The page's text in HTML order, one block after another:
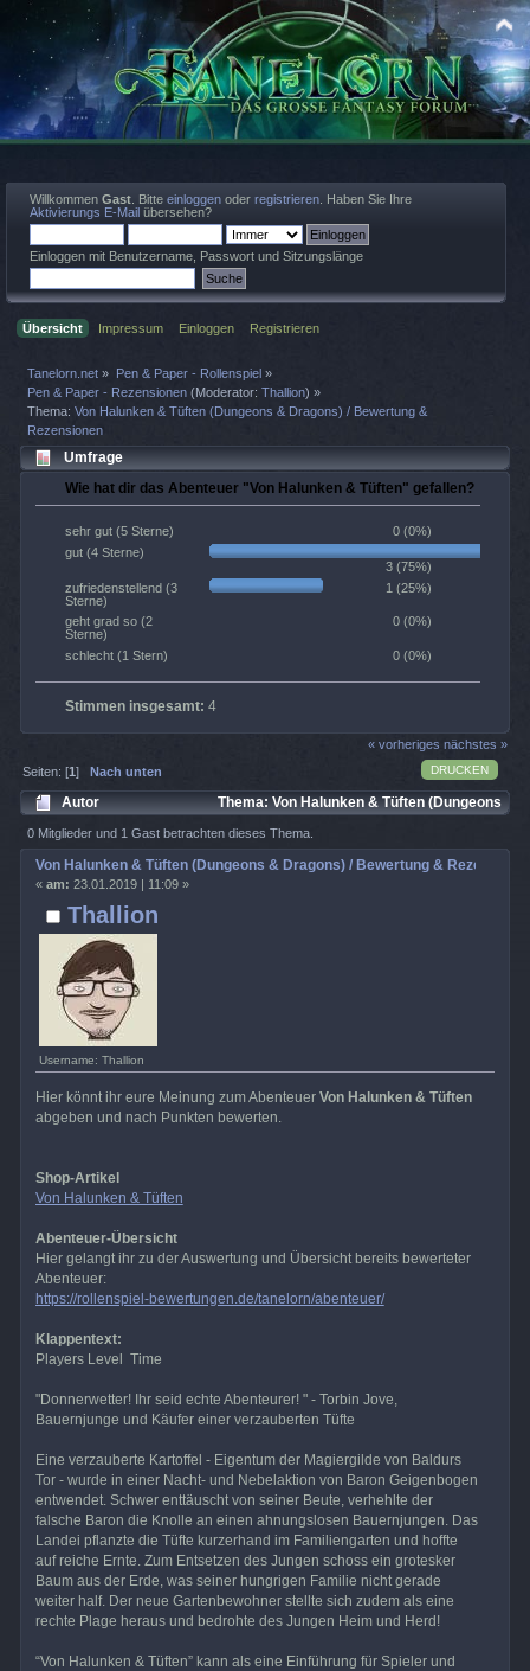
Willkommen Gast . Bitte einloggen oder registrieren . Haben Sie Ihre
Aktivierungs E-Mail übersehen?
Einloggen mit Benutzername, Passwort und Sitzungslänge
Übersicht Impressum Einloggen Registrieren
Tanelorn.net » Pen & Paper - Rollenspiel»
Pen & Paper - Rezensionen (Moderator:Thallion) »
Thema:Von Halunken & Tüften (Dungeons & Dragons) / Bewertung &
Rezensionen
Umfrage
Wie hat dir das Abenteuer "Von Halunken & Tüften" gefallen?
sehr gut (5 Sterne)
0 (0%)
gut (4 Sterne)
3 (75%)
zufriedenstellend (3
Sterne)
1 (25%)
geht grad so (2
Sterne)
0 (0%)
schlecht (1 Stern) 0 (0%)
Stimmen insgesamt: 4
« vorheriges nächstes »
DRUCKEN
Seiten: [1]Nach unten
Autor
Thema: Von Halunken & Tüften (Dungeons
& Dragons) / Bewertung & Rezensionen (Gelesen 2761 mal)
0 Mitglieder und 1 Gast betrachten dieses Thema.
Thallion
Username: Thallion
Von Halunken & Tüften (Dungeons & Dragons) / Bewertung &
« am: 23.01.2019 | 11:09 »
Hier könnt ihr eure Meinung zum Abenteuer Von Halunken & Tüften
abgeben und nach Punkten bewerten.
Shop-Artikel
Von Halunken & Tüften
Abenteuer-Übersicht
Hier gelangt ihr zu der Auswertung und Übersicht bereits bewerteter
Abenteuer:
https://rollenspiel-bewertungen.de/tanelorn/abenteuer/
Klappentext:
Players Level Time
"Donnerwetter! Ihr seid echte Abenteurer! " - Torbin Jove,
Bauernjunge und Käufer einer verzauberten Tüfte
Eine verzauberte Kartoffel - Eigentum der Magiergilde von Baldurs
Tor - wurde in einer Nacht- und Nebelaktion von Baron Geigenbogen
entwendet. Schwer enttäuscht von seiner Beute, verhehlte der
falsche Baron die Knolle an einen ahnungslosen Bauernjungen. Das
Landei pflanzte die Tüfte kurzerhand im Familiengarten und hoffte
auf reiche Ernte. Zum Entsetzen des Jungen schoss ein grotesker
Baum aus der Erde, was seiner hungrigen Familie nicht gerade
weiter half. Der neue Gartenbewohner stellte sich zudem als eine
rechte Plage heraus und bedrohte des Jungen Heim und Herd!
“Von Halunken & Tüften” kann als eine Einführung für Spieler und